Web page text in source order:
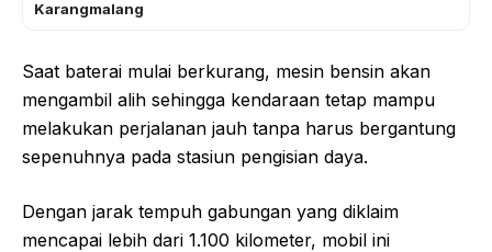
Karangmalang
Saat baterai mulai berkurang, mesin bensin akan
mengambil alih sehingga kendaraan tetap mampu
melakukan perjalanan jauh tanpa harus bergantung
sepenuhnya pada stasiun pengisian daya.
Dengan jarak tempuh gabungan yang diklaim
mencapai lebih dari 1.100 kilometer, mobil ini